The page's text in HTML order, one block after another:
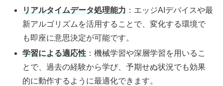
リアルタイムデータ処理能力 ：エッジAIデバイスや最
新アルゴリズムを活用することで、変化する環境で
も即座に意思決定が可能です。
学習による適応性 ：機械学習や深層学習を用いるこ
とで、過去の経験から学び、予期せぬ状況でも効果
的に動作するように最適化できます。